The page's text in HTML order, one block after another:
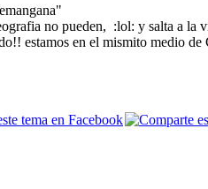
no pueden, :lol: y salta a la
estamos en el mismito medio